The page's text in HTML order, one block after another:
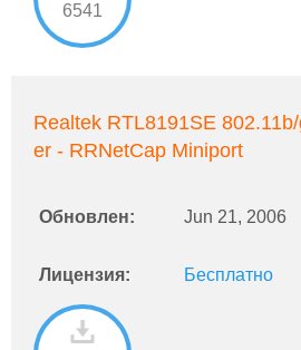
6541
Realtek RTL8191SE
er - RRNetCap Miniport
Обновлен: Jun 21, 2006
Лицензия: Бесплатно